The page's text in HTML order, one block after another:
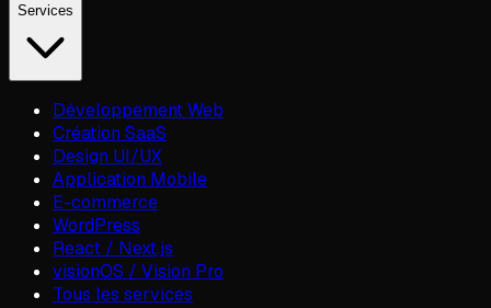
Services
Développement Web
Création SaaS
Design UI/UX
Application Mobile
E-commerce
WordPress
React / Next.js
visionOS / Vision Pro
Tous les services